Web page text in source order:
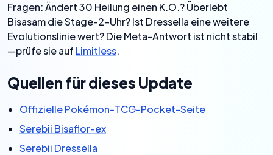
Fragen: Ändert 30 Heilung einen K.O.? Überlebt
Bisasam die Stage-2-Uhr? Ist Dressella eine weitere
Evolutionslinie wert? Die Meta-Antwort ist nicht stabil
—prüfe sie auf Limitless.
Quellen für dieses Update
Offizielle Pokémon-TCG-Pocket-Seite
Serebii Bisaflor-ex
Serebii Dressella